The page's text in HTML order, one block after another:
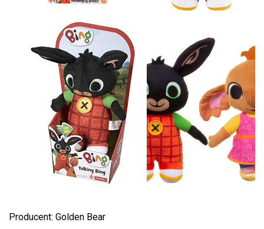
Producent: Golden Bear